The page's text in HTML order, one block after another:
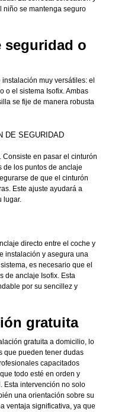
niño se mantenga seguro
seguridad o
muy versátiles: el
o el sistema Isofix. Ambas
se fije de manera robusta
DE SEGURIDAD
Consiste en pasar el cinturón
de los puntos de anclaje
de que el cinturón
Este ajuste ayudará a
lugar.
directo entre el coche y
instalación y asegura una
es necesario que el
de anclaje Isofix. Esta
por su sencillez y
gratuita
gratuita a domicilio, lo
que pueden tener dudas
capacitados
todo esté en orden y
Esta intervención no solo
una orientación sobre su
ventaja significativa, ya que